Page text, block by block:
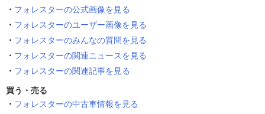
フォレスターの公式画像を見る
フォレスターのユーザー画像を見る
フォレスターのみんなの質問を見る
フォレスターの関連ニュースを見る
フォレスターの関連記事を見る
買う・売る
フォレスターの中古車情報を見る